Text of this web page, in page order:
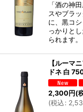
「酒の神
スやブラ
に、黒コ
っかりと
られます。
【ルーマ
ドネ 白
2,300円(
(税込: